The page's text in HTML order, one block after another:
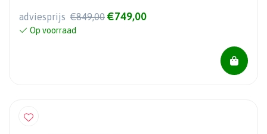
adviesprijs €849,00 €749,00
Op voorraad